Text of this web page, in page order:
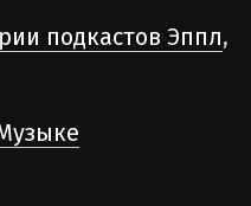
подкастов Эппл,